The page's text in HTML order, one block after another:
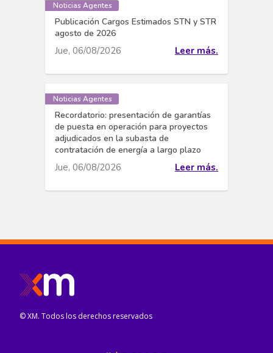
Noticias Agentes
Publicación Cargos Estimados STN y STR
agosto de 2026
Jue, 06/08/2026 Leer más.
Noticias Agentes
Recordatorio: presentación de garantías
de puesta en operación para proyectos
adjudicados en la subasta de
contratación de energía a largo plazo
Jue, 06/08/2026 Leer más.
© XM. Todos los derechos reservados